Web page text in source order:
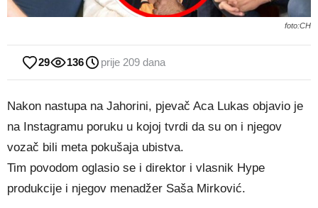
foto:CH
29 136 prije 209 dana
Nakon nastupa na Jahorini, pjevač Aca Lukas objavio je
na Instagramu poruku u kojoj tvrdi da su on i njegov
vozač bili meta pokušaja ubistva.
Tim povodom oglasio se i direktor i vlasnik Hype
produkcije i njegov menadžer Saša Mirković.